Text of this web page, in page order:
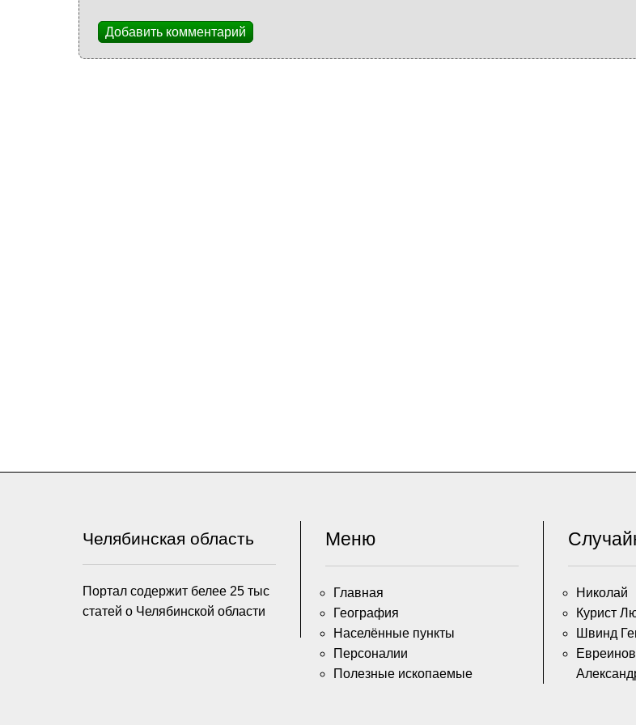
Добавить комментарий
Челябинская область
Портал содержит белее 25 тыс
статей о Челябинской области
Меню
Главная
География
Населённые пункты
Персоналии
Полезные ископаемые
Николай
Курист
Швинд